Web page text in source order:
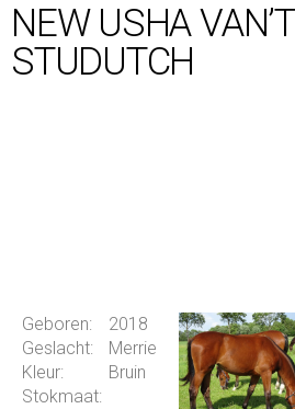
NEW USHA VAN’T
STUDUTCH
Geboren:
2018
Geslacht:
Merrie
Kleur:
Bruin
Stokmaat: